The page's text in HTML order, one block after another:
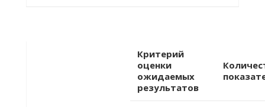
Критерий
оценки
ожидаемых
результатов